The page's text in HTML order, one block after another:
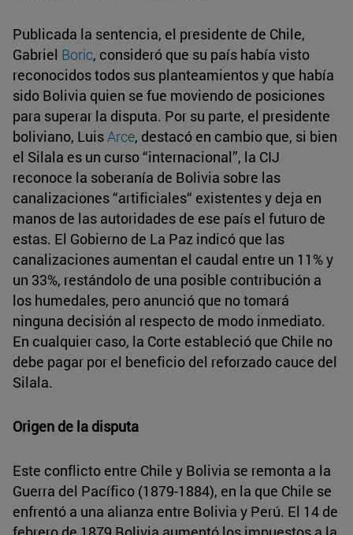
Publicada la sentencia, el presidente de Chile,
Gabriel Boric, consideró que su país había visto
reconocidos todos sus planteamientos y que había
sido Bolivia quien se fue moviendo de posiciones
para superar la disputa. Por su parte, el presidente
boliviano, Luis Arce, destacó en cambio que, si bien
el Silala es un curso “internacional”, la CIJ
reconoce la soberanía de Bolivia sobre las
canalizaciones “artificiales“ existentes y deja en
manos de las autoridades de ese país el futuro de
estas. El Gobierno de La Paz indicó que las
canalizaciones aumentan el caudal entre un 11% y
un 33%, restándolo de una posible contribución a
los humedales, pero anunció que no tomará
ninguna decisión al respecto de modo inmediato.
En cualquier caso, la Corte estableció que Chile no
debe pagar por el beneficio del reforzado cauce del
Silala.
Origen de la disputa
Este conflicto entre Chile y Bolivia se remonta a la
Guerra del Pacífico (1879-1884), en la que Chile se
enfrentó a una alianza entre Bolivia y Perú. El 14 de